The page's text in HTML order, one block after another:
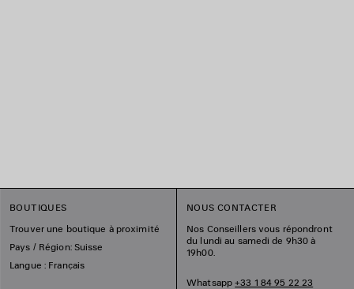
BOUTIQUES
Trouver une boutique à proximité
Pays / Région: Suisse
Langue : Français
NOUS CONTACTER
Nos Conseillers vous répondront
du lundi au samedi de 9h30 à
19h00.
Whatsapp+33 1 84 95 22 23